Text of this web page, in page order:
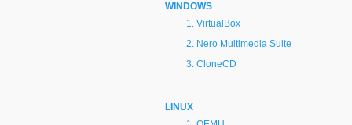
WINDOWS
VirtualBox
Nero Multimedia Suite
CloneCD
LINUX